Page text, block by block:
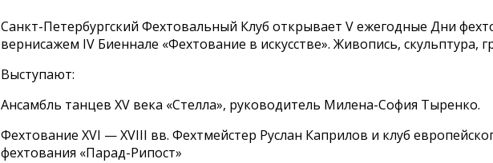
Санкт-Петербургский Фехтовальный Клуб открывает V ежегодные Дни
вернисажем IV Биеннале «Фехтование в искусстве». Живопись, скульптура,
Выступают:
Ансамбль танцев XV века «Стелла», руководитель Милена-София Тыренко.
Фехтование XVI — XVIII вв. Фехтмейстер Руслан Каприлов и клуб
фехтования «Парад-Рипост»